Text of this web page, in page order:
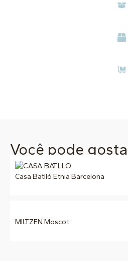
Você pode
Casa Batlló Etnia Barcelona
MILTZEN Moscot